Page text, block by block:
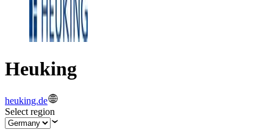
Heuking
heuking.de
Select region